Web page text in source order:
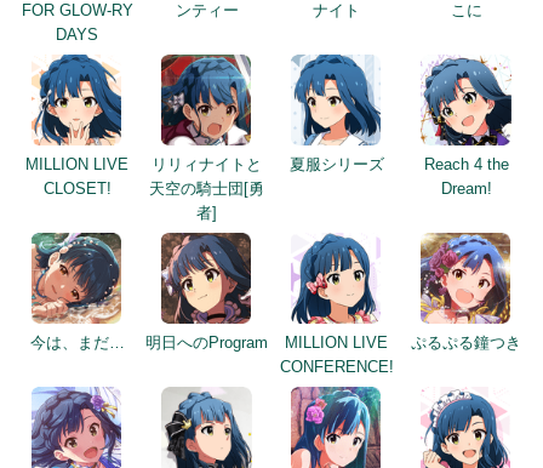
FOR GLOW-RY
DAYS
ンティー
ナイト
こに
MILLION LIVE
CLOSET!
リリィナイトと
天空の騎士団[勇
者]
夏服シリーズ
Reach 4 the
Dream!
今は、まだ… 明日へのProgram
MILLION LIVE
CONFERENCE!
ぷるぷる鐘つき